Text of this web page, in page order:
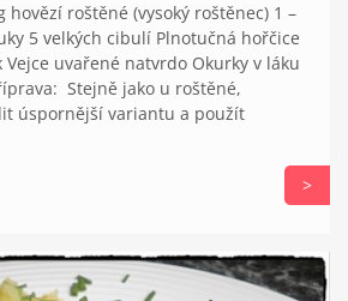
hovězí roštěné (vysoký roštěnec) 1 –
5 velkých cibulí Plnotučná hořčice
uvařené natvrdo Okurky v láku
Stejně jako u roštěné,
úspornější variantu a použít
>